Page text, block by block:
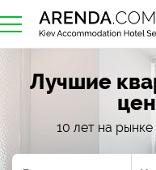
Лучшие
10 лет на